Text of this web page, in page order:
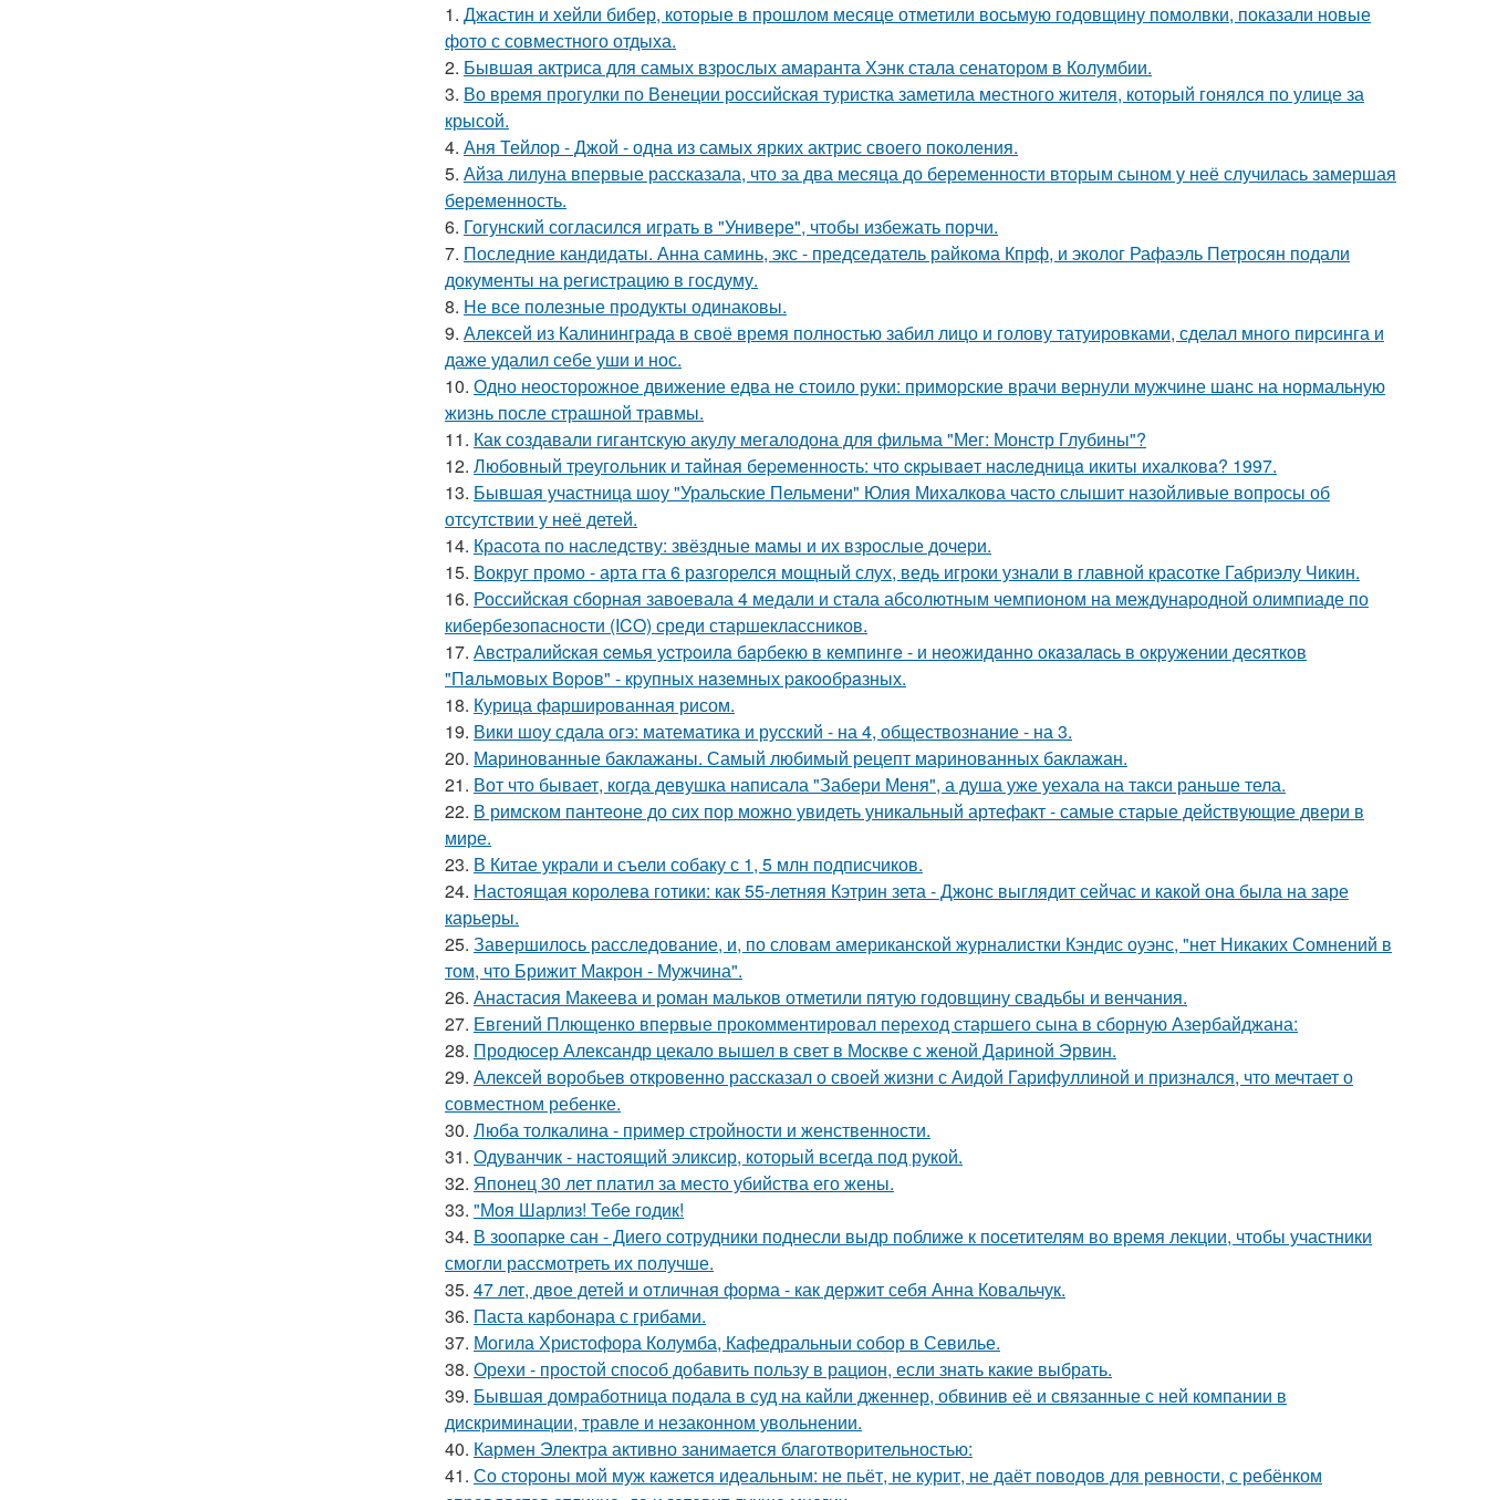
1. Джастин и хейли бибер, которые в прошлом месяце отметили восьмую годовщину помолвки, показали новые
фото с совместного отдыха.
2. Бывшая актриса для самых взрослых амаранта Хэнк стала сенатором в Колумбии.
3. Во время прогулки по Венеции российская туристка заметила местного жителя, который гонялся по улице за
крысой.
4. Аня Тейлор - Джой - одна из самых ярких актрис своего поколения.
5. Айза лилуна впервые рассказала, что за два месяца до беременности вторым сыном у неё случилась замершая
беременность.
6. Гогунский согласился играть в "Универе", чтобы избежать порчи.
7. Последние кандидаты. Анна саминь, экс - председатель райкома Кпрф, и эколог Рафаэль Петросян подали
документы на регистрацию в госдуму.
8. Не все полезные продукты одинаковы.
9. Алексей из Калининграда в своё время полностью забил лицо и голову татуировками, сделал много пирсинга и
даже удалил себе уши и нос.
10. Одно неосторожное движение едва не стоило руки: приморские врачи вернули мужчине шанс на нормальную
жизнь после страшной травмы.
11. Как создавали гигантскую акулу мегалодона для фильма "Мег: Монстр Глубины"?
12. Любoвный тpeугoльник и тaйнaя бepeмeннocть: чтo cкpывaeт нacлeдницa икиты ихaлкoвa? 1997.
13. Бывшая участница шоу "Уральские Пельмени" Юлия Михалкова часто слышит назойливые вопросы об
отсутствии у неё детей.
14. Красота по наследству: звёздные мамы и их взрослые дочери.
15. Вокруг промо - арта гта 6 разгорелся мощный слух, ведь игроки узнали в главной красотке Габриэлу Чикин.
16. Российская сборная завоевала 4 медали и стала абсолютным чемпионом на международной олимпиаде по
кибербезопасности (ICO) среди старшеклассников.
17. Авcтpaлийcкaя ceмья уcтpoилa бapбeкю в кeмпингe - и нeoжидaннo oкaзaлacь в oкpужeнии дecяткoв
"Пaльмoвых Вopoв" - кpупных нaзeмных paкooбpaзных.
18. Курица фаршированная рисом.
19. Вики шоу сдала огэ: математика и русский - на 4, обществознание - на 3.
20. Маринованные баклажаны. Самый любимый рецепт маринованных баклажан.
21. Вот что бывает, когда девушка написала "Забери Меня", а душа уже уехала на такси раньше тела.
22. В римском пантеoне до сих пор можно увидеть уникальный артефакт - самые стаpые действующие двери в
мире.
23. В Китае украли и съели собаку с 1, 5 млн подписчиков.
24. Настоящая королева готики: как 55-летняя Кэтрин зета - Джонс выглядит сейчас и какой она была на заре
карьеры.
25. Завершилось расследование, и, по словам американской журналистки Кэндис оуэнс, "нет Никаких Сомнений в
том, что Брижит Макрон - Мужчина".
26. Анастасия Макеева и роман мальков отметили пятую годовщину свадьбы и венчания.
27. Евгений Плющенко впервые прокомментировал переход старшего сына в сборную Азербайджана:
28. Продюсер Александр цекало вышел в свет в Москве с женой Дариной Эрвин.
29. Алексей воробьев откровенно рассказал о своей жизни с Аидой Гарифуллиной и признался, что мечтает о
совместном ребенке.
30. Люба толкалина - пример стройности и женственности.
31. Одуванчик - настоящий эликсир, который всегда под рукой.
32. Японец 30 лет платил за место убийства его жены.
33. "Моя Шарлиз! Тебе годик!
34. В зоопарке сан - Диего сотрудники поднесли выдр поближе к посетителям во время лекции, чтобы участники
смогли рассмотреть их получше.
35. 47 лет, двое детей и отличная форма - как держит себя Анна Ковальчук.
36. Паста карбонара с грибами.
37. Могила Христофора Колумба, Кафедральныи собор в Севилье.
38. Орехи - простой способ добавить пользу в рацион, если знать какие выбрать.
39. Бывшая домработница подала в суд на кайли дженнер, обвинив её и связанные с ней компании в
дискриминации, травле и незаконном увольнении.
40. Кармен Электра активно занимается благотворительностью:
41. Со стороны мой муж кажется идеальным: не пьёт, не курит, не даёт поводов для ревности, с ребёнком